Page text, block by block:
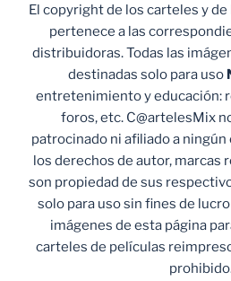
El copyright de los carteles y
pertenece a las
distribuidoras. Todas las
destinadas solo para uso
entretenimiento y educación:
foros, etc. C@artelesMix
patrocinado ni afiliado a ningún
los derechos de autor, marcas
son propiedad de sus
solo para uso sin fines de
imágenes de esta página
carteles de películas